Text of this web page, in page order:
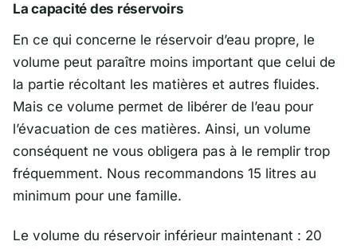
La capacité des réservoirs
En ce qui concerne le réservoir d’eau propre, le
volume peut paraître moins important que celui de
la partie récoltant les matières et autres fluides.
Mais ce volume permet de libérer de l’eau pour
l’évacuation de ces matières. Ainsi, un volume
conséquent ne vous obligera pas à le remplir trop
fréquemment. Nous recommandons 15 litres au
minimum pour une famille.
Le volume du réservoir inférieur maintenant : 20